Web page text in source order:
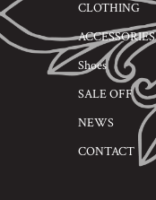
CLOTHING
ACCESSORIES
Shoes
SALE OFF
NEWS
CONTACT